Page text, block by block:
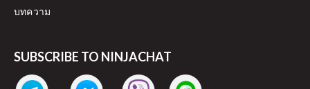
บทความ
SUBSCRIBE TO NINJACHAT